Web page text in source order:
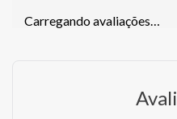
Carregando avaliações…